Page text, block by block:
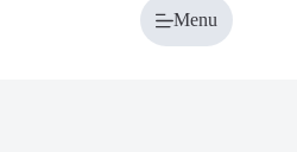
Menu